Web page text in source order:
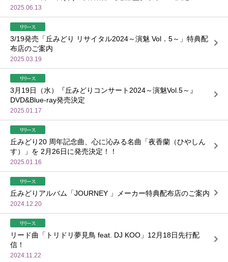
2025.06.13
3/19発売「丘みどり リサイタル2024～演魅 Vol．5～」特典配
布店のご案内
2025.03.19
3月19日（水）『丘みどりコンサート2024～演魅Vol.5～』
DVD&Blue-ray発売決定
2025.01.17
丘みどり20 周年記念曲、心に沁みる名曲「夜香蘭（ひやしん
す）」を 2月26日に発売決定！！
2025.01.16
丘みどりアルバム「JOURNEY 」メーカー特典配布店のご案内
2024.12.20
リード曲「トリドリ夢見鳥 feat. DJ KOO」12月18日先行配
信！
2024.11.22